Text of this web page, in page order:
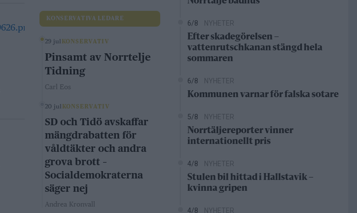
KONSERVATIVA LEDARE
29 jul KONSERVATIV
Pinsamt av Norrtelje
Tidning
Carl Eos
20 jul KONSERVATIV
SD och Tidö avskaffar
mängdrabatten för
våldtäkter och andra
grova brott –
Socialdemokraterna
säger nej
Andrea Kronvall
6/8 NYHETER
Efter skadegörelsen –
vattenrutschkanan stängd hela
sommaren
6/8 NYHETER
Kommunen varnar för falska sotare
5/8 NYHETER
Norrtäljereporter vinner
internationellt pris
4/8 NYHETER
Stulen bil hittad i Hallstavik –
kvinna gripen
4/8 NYHETER